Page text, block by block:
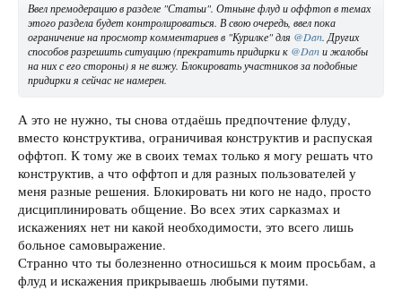
Ввел премодерацию в разделе "Статьи". Отныне флуд и оффтоп в темах
этого раздела будет контролироваться. В свою очередь, ввел пока
ограничение на просмотр комментариев в "Курилке" для @Dan. Других
способов разрешить ситуацию (прекратить придирки к @Danи жалобы
на них с его стороны) я не вижу. Блокировать участников за подобные
придирки я сейчас не намерен.
А это не нужно, ты снова отдаёшь предпочтение флуду,
вместо конструктива, ограничивая конструктив и распуская
оффтоп. К тому же в своих темах только я могу решать что
конструктив, а что оффтоп и для разных пользователей у
меня разные решения. Блокировать ни кого не надо, просто
дисциплинировать общение. Во всех этих сарказмах и
искажениях нет ни какой необходимости, это всего лишь
больное самовыражение.
Странно что ты болезненно относишься к моим просьбам, а
флуд и искажения прикрываешь любыми путями.